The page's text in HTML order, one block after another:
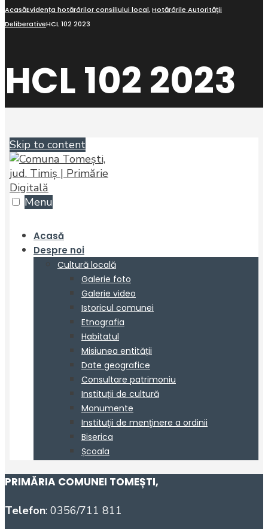
AcasăEvidența hotărârilor consiliului local,Hotărârile Autorității
DeliberativeHCL 102 2023
HCL 102 2023
PRIMĂRIA COMUNEI TOMEȘTI,
Telefon: 0356/711 811